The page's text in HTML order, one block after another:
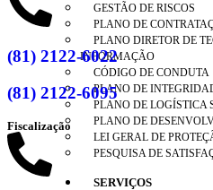
GESTÃO DE RISCOS
PLANO DE
PLANO DIRETOR DE
INFORMAÇÃO
CÓDIGO DE CONDUTA
PLANO DE
PLANO DE LOGÍSTICA
PLANO DE
LEI GERAL DE
PESQUISA DE
SERVIÇOS
(81) 2122-6022
(81) 2122-6095
Fiscalização